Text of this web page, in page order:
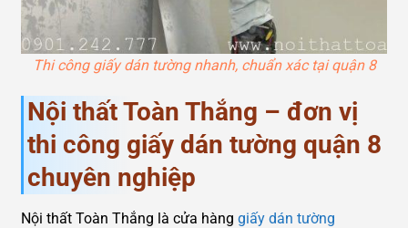
Thi công giấy dán tường nhanh, chuẩn xác tại quận 8
Nội thất Toàn Thắng – đơn vị
thi công giấy dán tường quận 8
chuyên nghiệp
Nội thất Toàn Thắng là cửa hàng giấy dán tường